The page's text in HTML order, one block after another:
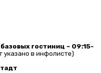
гостиниц ~ 09:15-
указано в инфолисте)